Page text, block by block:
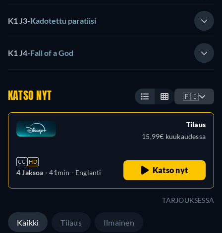
K1 J3-Kadotettu paratiisi
K1 J4-Fall of a God
KATSO NYT 🇫🇮
CC HD
4 Jaksoa -41min - Englanti
Tilaus
15,99€ kuukaudessa
Katso nyt
TARJOUKSESSA
Kaikki Tilaus Ilmainen